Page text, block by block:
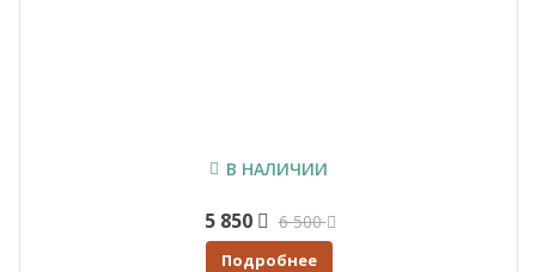
В НАЛИЧИИ
5 850 6 500
Подробнее